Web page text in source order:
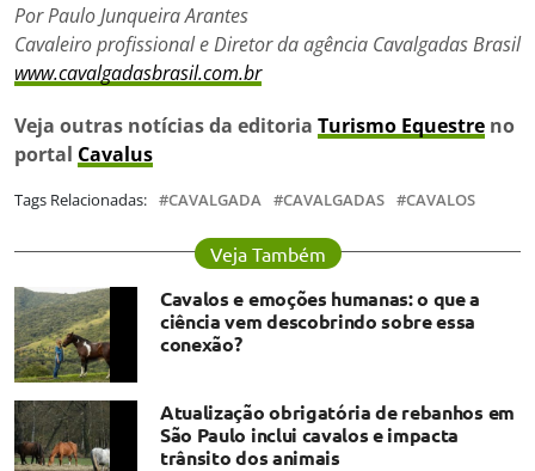
Por Paulo Junqueira Arantes
Cavaleiro profissional e Diretor da agência Cavalgadas Brasil
www.cavalgadasbrasil.com.br
Veja outras notícias da editoria Turismo Equestre no
portal Cavalus
Tags Relacionadas: CAVALGADA CAVALGADAS CAVALOS
Veja Também
Cavalos e emoções humanas: o que a
ciência vem descobrindo sobre essa
conexão?
Atualização obrigatória de rebanhos em
São Paulo inclui cavalos e impacta
trânsito dos animais